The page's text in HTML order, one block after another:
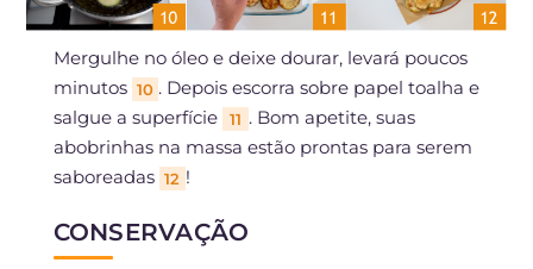
Mergulhe no óleo e deixe dourar, levará poucos
minutos 10 . Depois escorra sobre papel toalha e
salgue a superfície
11 . Bom apetite, suas
abobrinhas na massa estão prontas para serem
saboreadas 12 !
CONSERVAÇÃO